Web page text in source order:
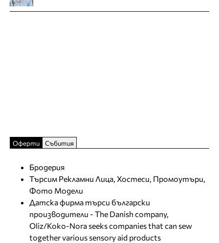
Оферти Събития
Бродерия
Търсим Рекламни Лица, Хостеси, Промоутъри,
Фото Модели
Датска фирма търси български
производители - The Danish company,
Oliz/Koko-Nora seeks companies that can sew
together various sensory aid products